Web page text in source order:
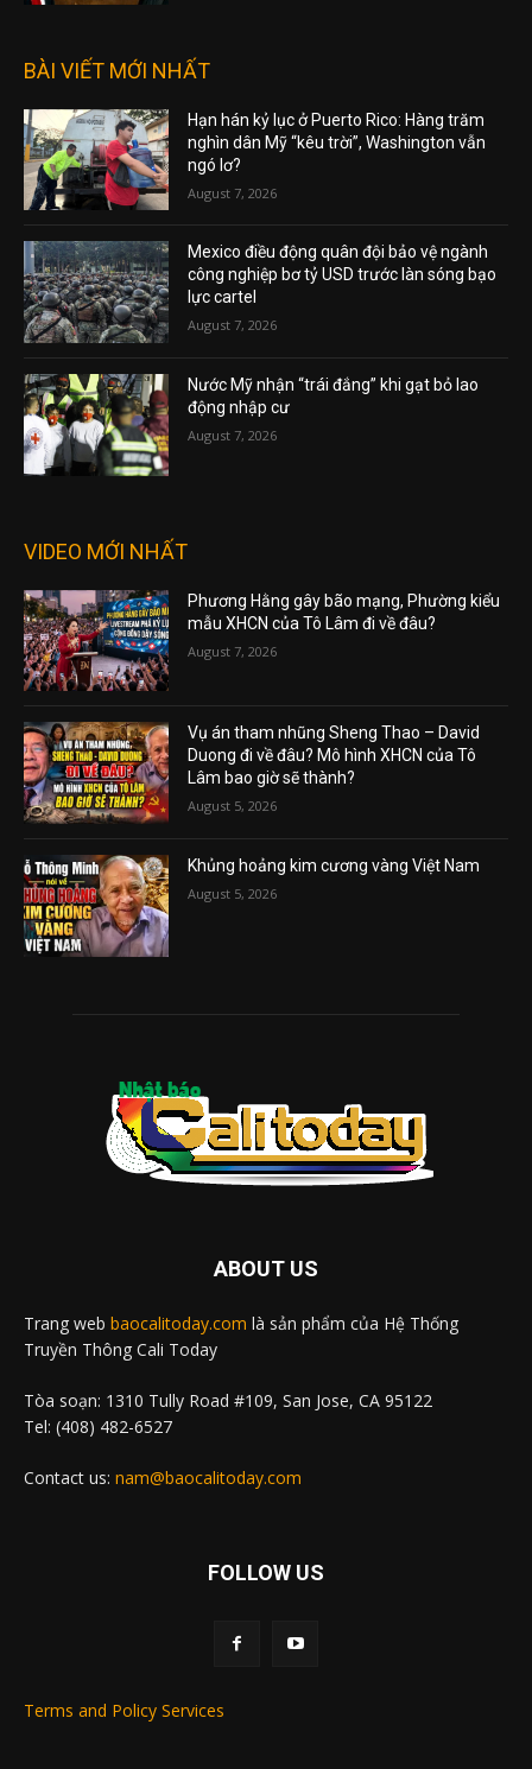
BÀI VIẾT MỚI NHẤT
Hạn hán kỷ lục ở Puerto Rico: Hàng trăm
nghìn dân Mỹ “kêu trời”, Washington vẫn
ngó lơ?
August 7, 2026
Mexico điều động quân đội bảo vệ ngành
công nghiệp bơ tỷ USD trước làn sóng bạo
lực cartel
August 7, 2026
Nước Mỹ nhận “trái đắng” khi gạt bỏ lao
động nhập cư
August 7, 2026
VIDEO MỚI NHẤT
Phương Hằng gây bão mạng, Phường kiểu
mẫu XHCN của Tô Lâm đi về đâu?
August 7, 2026
Vụ án tham nhũng Sheng Thao – David
Duong đi về đâu? Mô hình XHCN của Tô
Lâm bao giờ sẽ thành?
August 5, 2026
Khủng hoảng kim cương vàng Việt Nam
August 5, 2026
ABOUT US
Trang web baocalitoday.com là sản phẩm của Hệ Thống
Truyền Thông Cali Today
Tòa soạn: 1310 Tully Road #109, San Jose, CA 95122
Tel: (408) 482-6527
Contact us: nam@baocalitoday.com
FOLLOW US
Terms and Policy Services